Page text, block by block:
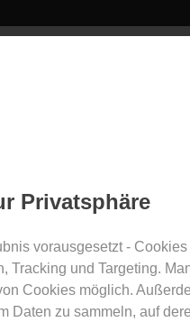
Privatsphäre
vorausgesetzt - Cookies
Tracking und Targeting.
Cookies möglich.
Daten zu sammeln, auf